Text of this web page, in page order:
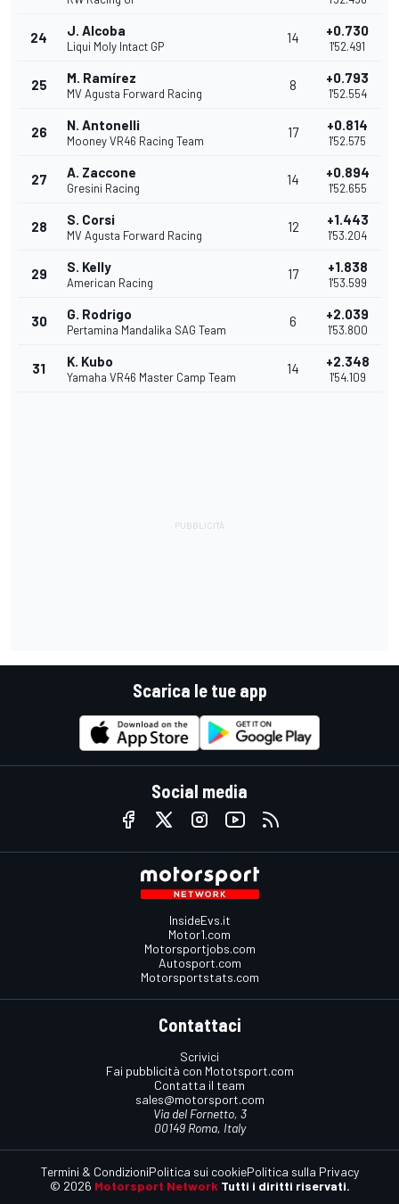
24 J. Alcoba
Liqui Moly Intact GP
14 +0.730
1'52.491
25 M. Ramírez
MV Agusta Forward Racing
8 +0.793
1'52.554
26 N. Antonelli
Mooney VR46 Racing Team
17 +0.814
1'52.575
27 A. Zaccone
Gresini Racing
14 +0.894
1'52.655
28 S. Corsi
MV Agusta Forward Racing
12 +1.443
1'53.204
29 S. Kelly
American Racing
17 +1.838
1'53.599
30 G. Rodrigo
Pertamina Mandalika SAG Team
6 +2.039
1'53.800
31 K. Kubo
Yamaha VR46 Master Camp Team
14 +2.348
1'54.109
Scarica le tue app
Social media
InsideEvs.it
Motor1.com
Motorsportjobs.com
Autosport.com
Motorsportstats.com
Contattaci
Scrivici
Fai pubblicità con Mototsport.com
Contatta il team
sales@motorsport.com
Via del Fornetto, 3
00149 Roma, Italy
© 2026 Motorsport Network Tutti i diritti riservati.
Termini & CondizioniPolitica sui cookiePolitica sulla Privacy